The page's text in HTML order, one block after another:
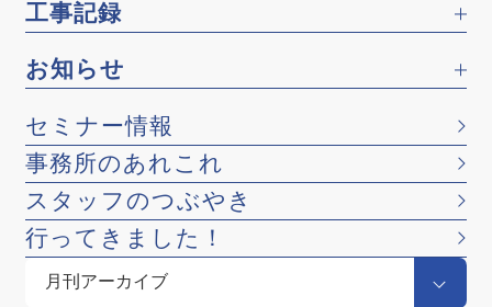
工事記録
お知らせ
セミナー情報
事務所のあれこれ
スタッフのつぶやき
行ってきました！